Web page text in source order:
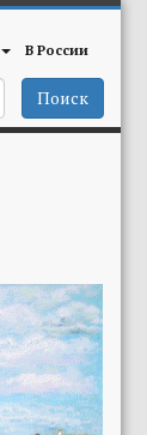
В России
Поиск